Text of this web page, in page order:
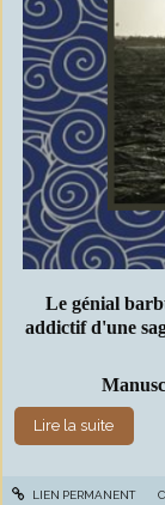
Le génial
addictif d'une
Lire la suite
LIEN PERMANENT